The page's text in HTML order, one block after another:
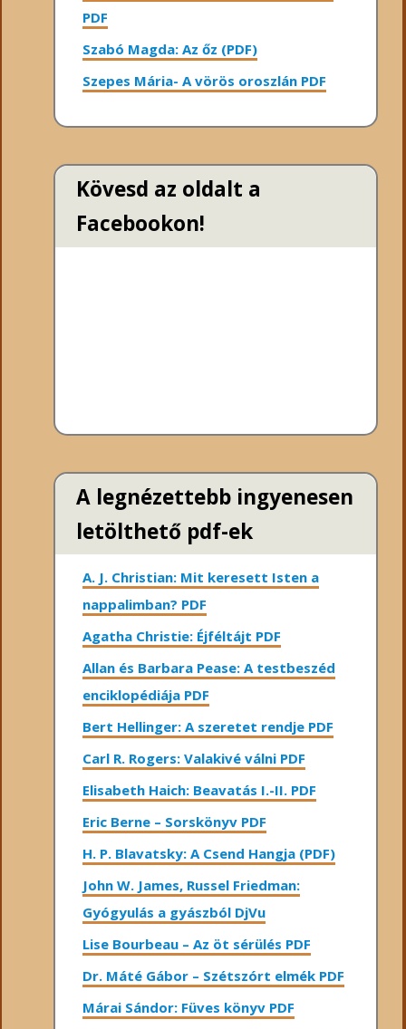
PDF
Szabó Magda: Az őz (PDF)
Szepes Mária- A vörös oroszlán PDF
Kövesd az oldalt a
Facebookon!
A legnézettebb ingyenesen
letölthető pdf-ek
A. J. Christian: Mit keresett Isten a
nappalimban? PDF
Agatha Christie: Éjféltájt PDF
Allan és Barbara Pease: A testbeszéd
enciklopédiája PDF
Bert Hellinger: A ​szeretet rendje PDF
Carl R. Rogers: Valakivé válni PDF
Elisabeth Haich: Beavatás I.-II. PDF
Eric Berne – Sorskönyv PDF
H. P. Blavatsky: A Csend Hangja (PDF)
John W. James, Russel Friedman:
Gyógyulás a gyászból DjVu
Lise Bourbeau – Az öt sérülés PDF
Dr. Máté Gábor – Szétszórt elmék PDF
Márai Sándor: Füves könyv PDF